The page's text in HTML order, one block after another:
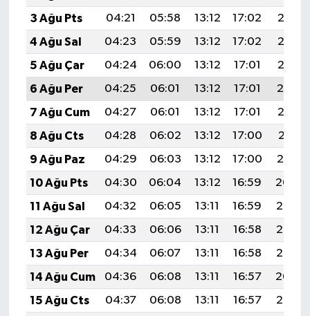
3 Ağu Pts
04:21 05:58 13:12 17:02
20:17
4 Ağu Sal
04:23 05:59 13:12 17:02
20:16
5 Ağu Çar
04:24 06:00 13:12 17:01
20:15
6 Ağu Per
04:25 06:01 13:12 17:01
20:14
7 Ağu Cum
04:27 06:01 13:12 17:01
20:13
8 Ağu Cts
04:28 06:02 13:12 17:00
20:11
9 Ağu Paz
04:29 06:03 13:12 17:00
20:10
10 Ağu Pts
04:30 06:04 13:12 16:59
20:09
11 Ağu Sal
04:32 06:05 13:11 16:59
20:08
12 Ağu Çar
04:33 06:06 13:11 16:58
20:07
13 Ağu Per
04:34 06:07 13:11 16:58
20:05
14 Ağu Cum
04:36 06:08 13:11 16:57
20:04
15 Ağu Cts
04:37 06:08 13:11 16:57
20:03